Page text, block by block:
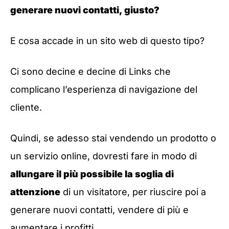
generare nuovi contatti, giusto?
E cosa accade in un sito web di questo tipo?
Ci sono decine e decine di Links che
complicano l’esperienza di navigazione del
cliente.
Quindi, se adesso stai vendendo un prodotto o
un servizio online, dovresti fare in modo di
allungare il più possibile la soglia di
attenzione di un visitatore, per riuscire poi a
generare nuovi contatti, vendere di più e